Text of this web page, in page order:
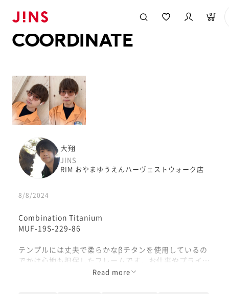
0
COORDINATE
大翔
JINS
RIM おやまゆうえんハーヴェストウォーク店
8/8/2024
Combination Titanium
MUF-19S-229-86
テンプルには丈夫で柔らかなβチタンを使用しているの
でかけ心地も担保したフレームです。お仕事やプライベ
ートなど幅広くお使いいただけるフレームになってま
Read more